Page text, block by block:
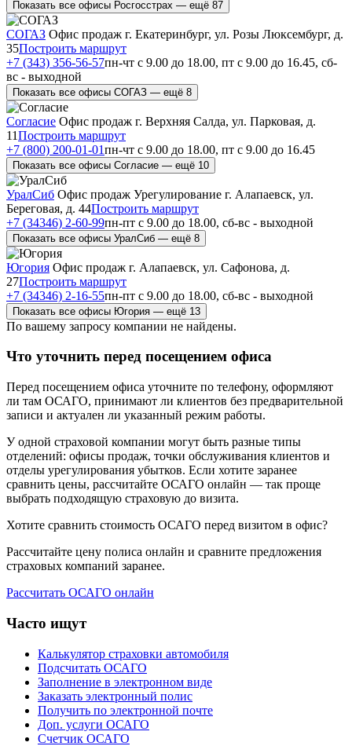
Показать все офисы Росгосстрах — ещё 87
СОГАЗ Офис продаж г. Екатеринбург, ул. Розы Люксембург, д.
35Построить маршрут
+7 (343) 356-56-57пн-чт с 9.00 до 18.00, пт с 9.00 до 16.45, сб-
вс - выходной
Показать все офисы СОГАЗ — ещё 8
Согласие Офис продаж г. Верхняя Салда, ул. Парковая, д.
11Построить маршрут
+7 (800) 200-01-01пн-чт с 9.00 до 18.00, пт с 9.00 до 16.45
Показать все офисы Согласие — ещё 10
УралСиб Офис продаж Урегулирование г. Алапаевск, ул.
Береговая, д. 44Построить маршрут
+7 (34346) 2-60-99пн-пт с 9.00 до 18.00, сб-вс - выходной
Показать все офисы УралСиб — ещё 8
Югория Офис продаж г. Алапаевск, ул. Сафонова, д.
27Построить маршрут
+7 (34346) 2-16-55пн-пт с 9.00 до 18.00, сб-вс - выходной
Показать все офисы Югория — ещё 13
По вашему запросу компании не найдены.
Что уточнить перед посещением офиса
Перед посещением офиса уточните по телефону, оформляют
ли там ОСАГО, принимают ли клиентов без предварительной
записи и актуален ли указанный режим работы.
У одной страховой компании могут быть разные типы
отделений: офисы продаж, точки обслуживания клиентов и
отделы урегулирования убытков. Если хотите заранее
сравнить цены, рассчитайте ОСАГО онлайн — так проще
выбрать подходящую страховую до визита.
Хотите сравнить стоимость ОСАГО перед визитом в офис?
Рассчитайте цену полиса онлайн и сравните предложения
страховых компаний заранее.
Рассчитать ОСАГО онлайн
Часто ищут
Калькулятор страховки автомобиля
Подсчитать ОСАГО
Заполнение в электронном виде
Заказать электронный полис
Получить по электронной почте
Доп. услуги ОСАГО
Счетчик ОСАГО